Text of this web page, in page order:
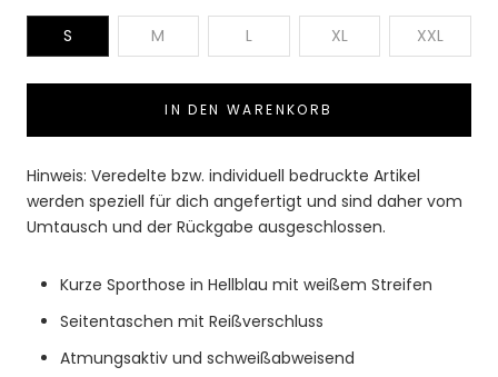
S
M L XL XXL
IN DEN WARENKORB
Hinweis: Veredelte bzw. individuell bedruckte Artikel
werden speziell für dich angefertigt und sind daher vom
Umtausch und der Rückgabe ausgeschlossen.
Kurze Sporthose in Hellblau mit weißem Streifen
Seitentaschen mit Reißverschluss
Atmungsaktiv und schweißabweisend